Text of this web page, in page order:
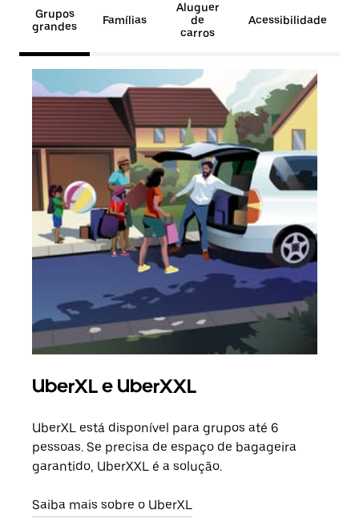
Grupos
grandes
Famílias
Aluguer
de
carros
Acessibilidade
UberXL e UberXXL
UberXL está disponível para grupos até 6
pessoas. Se precisa de espaço de bagageira
garantido, UberXXL é a solução.
Saiba mais sobre o UberXL